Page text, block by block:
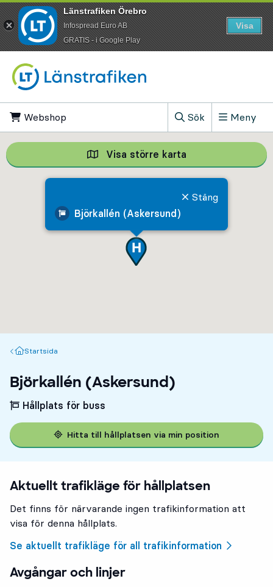
Webshop
Sök
, Visa sökfältet
Meny
Björkallén (Askersund)
Stäng
Visa större karta Visa större
Startsida
Startsida
Björkallén (Askersund)
Hållplats för buss
Hitta till hållplatsen via min position
Aktuellt trafikläge för hållplatsen
Det finns för närvarande ingen trafikinformation att
visa för denna hållplats.
Se aktuellt trafikläge för all trafikinformation
Avgångar och linjer
Länstrafiken Örebro
Infospread Euro AB
​GRATIS - i Google Play
Visa